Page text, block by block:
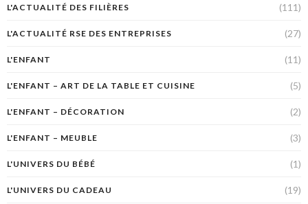
L'ACTUALITÉ DES FILIÈRES (111)
L'ACTUALITÉ RSE DES ENTREPRISES (27)
L'ENFANT (11)
L'ENFANT – ART DE LA TABLE ET CUISINE (5)
L'ENFANT – DÉCORATION (2)
L'ENFANT – MEUBLE (3)
L'UNIVERS DU BÉBÉ (1)
L'UNIVERS DU CADEAU (19)